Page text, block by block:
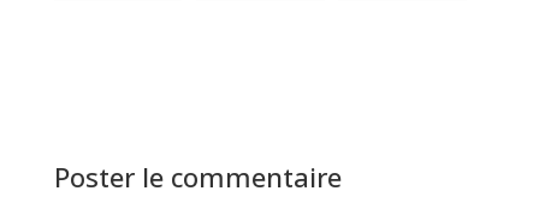
Poster le commentaire